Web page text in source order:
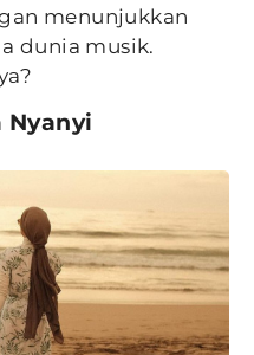
menunjukkan
dunia musik.
Nyanyi